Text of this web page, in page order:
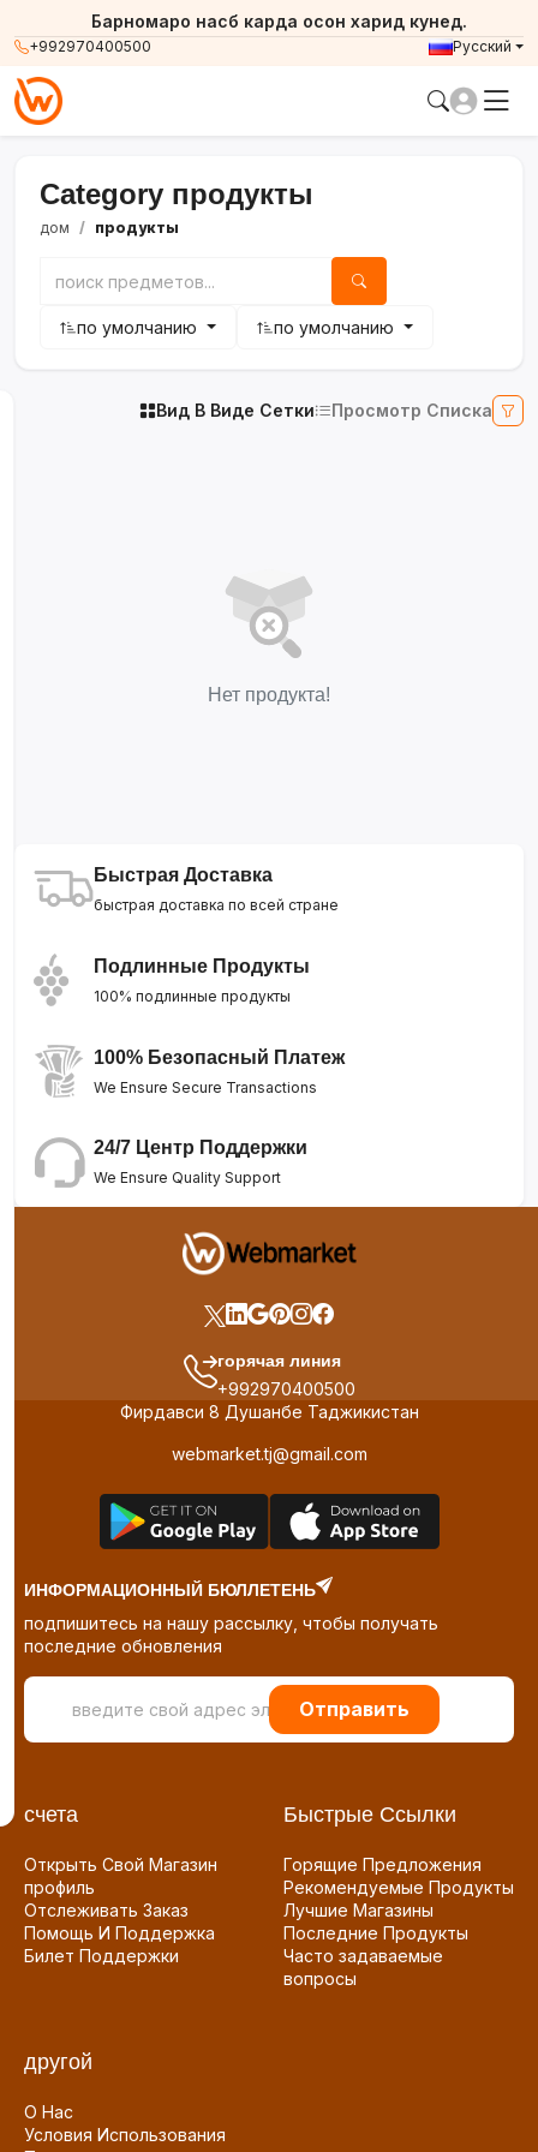
+992970400500
Барномаро насб карда осон харид кунед.
Русский
Category продукты
дом продукты
по умолчанию по умолчанию
Вид В Виде Сетки Просмотр Списка
Нет продукта!
Быстрая Доставка
быстрая доставка по всей стране
Подлинные Продукты
100% подлинные продукты
100% Безопасный Платеж
We Ensure Secure Transactions
24/7 Центр Поддержки
We Ensure Quality Support
горячая линия
+992970400500
Фирдавси 8 Душанбе Таджикистан
webmarket.tj@gmail.com
ИНФОРМАЦИОННЫЙ БЮЛЛЕТЕНЬ
подпишитесь на нашу рассылку, чтобы получать
последние обновления
Отправить
счета
Открыть Свой Магазин
профиль
Отслеживать Заказ
Помощь И Поддержка
Билет Поддержки
Быстрые Ссылки
Горящие Предложения
Рекомендуемые Продукты
Лучшие Магазины
Последние Продукты
Часто задаваемые
вопросы
другой
О Нас
Условия Использования